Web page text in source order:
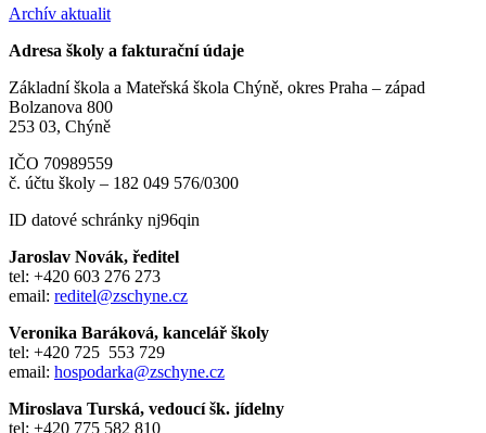
Archív aktualit
Adresa školy a fakturační údaje
Základní škola a Mateřská škola Chýně, okres Praha – západ
Bolzanova 800
253 03, Chýně
IČO 70989559
č. účtu školy – 182 049 576/0300
ID datové schránky nj96qin
Jaroslav Novák, ředitel
tel: +420 603 276 273
email: reditel@zschyne.cz
Veronika Baráková, kancelář školy
tel: +420 725 553 729
email: hospodarka@zschyne.cz
Miroslava Turská, vedoucí šk. jídelny
tel: +420 775 582 810